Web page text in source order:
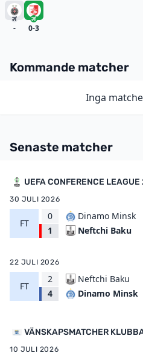
- 0-3
Kommande matcher
Inga
Senaste matcher
UEFA CONFERENCE
30 JULI 2026
FT
0
1
Dinamo Minsk
Neftchi Baku
22 JULI 2026
FT
2
4
Neftchi Baku
Dinamo Minsk
VÄNSKAPSMATCHER
10 JULI 2026